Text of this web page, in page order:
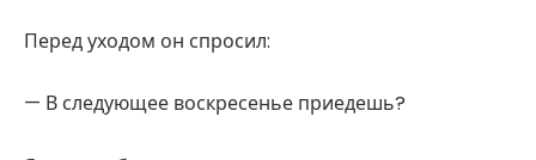
Перед уходом он спросил:
— В следующее воскресенье приедешь?